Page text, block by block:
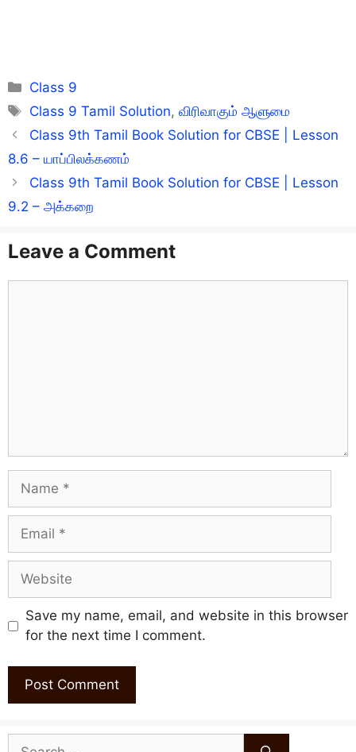
Categories
Class 9
Tags
Class 9 Tamil Solution,விரிவாகும் ஆளுமை
Class 9th Tamil Book Solution for CBSE | Lesson
8.6 – யாப்பிலக்கணம்
Class 9th Tamil Book Solution for CBSE | Lesson
9.2 – அக்கறை
Leave a Comment
Name
Email
Website
Save my name, email, and website in this browser
for the next time I comment.